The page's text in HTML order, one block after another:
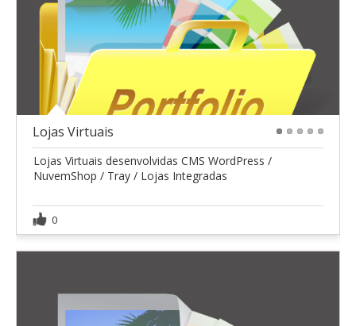
Lojas Virtuais
Lojas Virtuais desenvolvidas CMS WordPress /
NuvemShop / Tray / Lojas Integradas
0